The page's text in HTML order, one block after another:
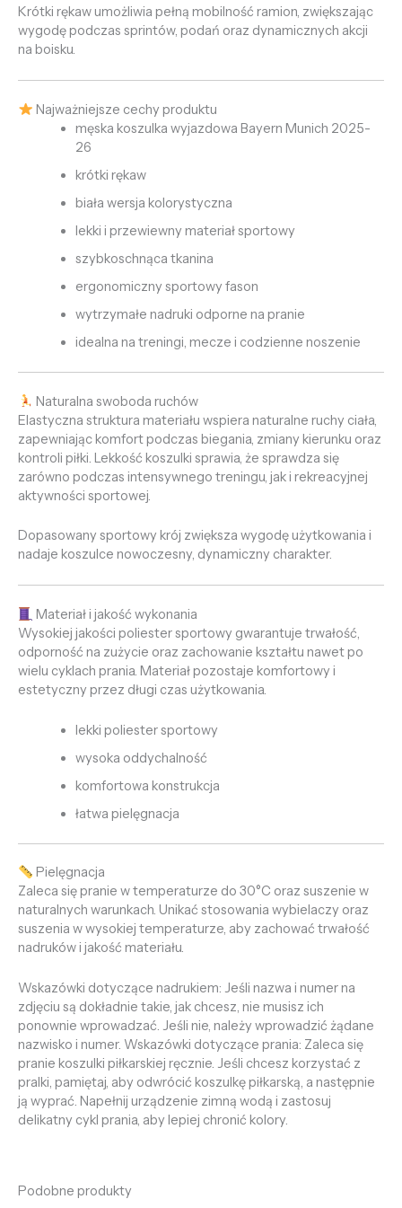
Krótki rękaw umożliwia pełną mobilność ramion, zwiększając
wygodę podczas sprintów, podań oraz dynamicznych akcji
na boisku.
Najważniejsze cechy produktu
męska koszulka wyjazdowa Bayern Munich 2025-
26
krótki rękaw
biała wersja kolorystyczna
lekki i przewiewny materiał sportowy
szybkoschnąca tkanina
ergonomiczny sportowy fason
wytrzymałe nadruki odporne na pranie
idealna na treningi, mecze i codzienne noszenie
Naturalna swoboda ruchów
Elastyczna struktura materiału wspiera naturalne ruchy ciała,
zapewniając komfort podczas biegania, zmiany kierunku oraz
kontroli piłki. Lekkość koszulki sprawia, że sprawdza się
zarówno podczas intensywnego treningu, jak i rekreacyjnej
aktywności sportowej.
Dopasowany sportowy krój zwiększa wygodę użytkowania i
nadaje koszulce nowoczesny, dynamiczny charakter.
Materiał i jakość wykonania
Wysokiej jakości poliester sportowy gwarantuje trwałość,
odporność na zużycie oraz zachowanie kształtu nawet po
wielu cyklach prania. Materiał pozostaje komfortowy i
estetyczny przez długi czas użytkowania.
lekki poliester sportowy
wysoka oddychalność
komfortowa konstrukcja
łatwa pielęgnacja
Pielęgnacja
Zaleca się pranie w temperaturze do 30°C oraz suszenie w
naturalnych warunkach. Unikać stosowania wybielaczy oraz
suszenia w wysokiej temperaturze, aby zachować trwałość
nadruków i jakość materiału.
Wskazówki dotyczące nadrukiem: Jeśli nazwa i numer na
zdjęciu są dokładnie takie, jak chcesz, nie musisz ich
ponownie wprowadzać. Jeśli nie, należy wprowadzić żądane
nazwisko i numer. Wskazówki dotyczące prania: Zaleca się
pranie koszulki piłkarskiej ręcznie. Jeśli chcesz korzystać z
pralki, pamiętaj, aby odwrócić koszulkę piłkarską, a następnie
ją wyprać. Napełnij urządzenie zimną wodą i zastosuj
delikatny cykl prania, aby lepiej chronić kolory.
Podobne produkty